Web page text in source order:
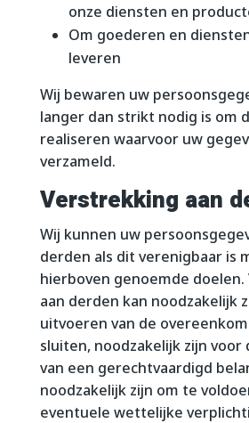
onze diensten en
Om goederen en
leveren
Wij bewaren uw
langer dan strikt nodig is om
realiseren waarvoor uw
verzameld.
Verstrekking aan
Wij kunnen uw
derden als dit verenigbaar is
hierboven genoemde
aan derden kan noodzakelijk
uitvoeren van de
sluiten, noodzakelijk zijn voor
van een gerechtvaardigd
noodzakelijk zijn om te
eventuele wettelijke